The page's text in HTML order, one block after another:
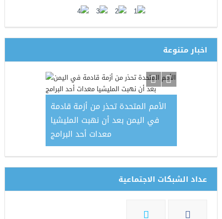
اخبار متنوعة
الأمم المتحدة تحذر من أزمة قادمة
في اليمن بعد أن نهبت المليشيا
معدات أحد البرامج
عداد الشبكات الاجتماعية